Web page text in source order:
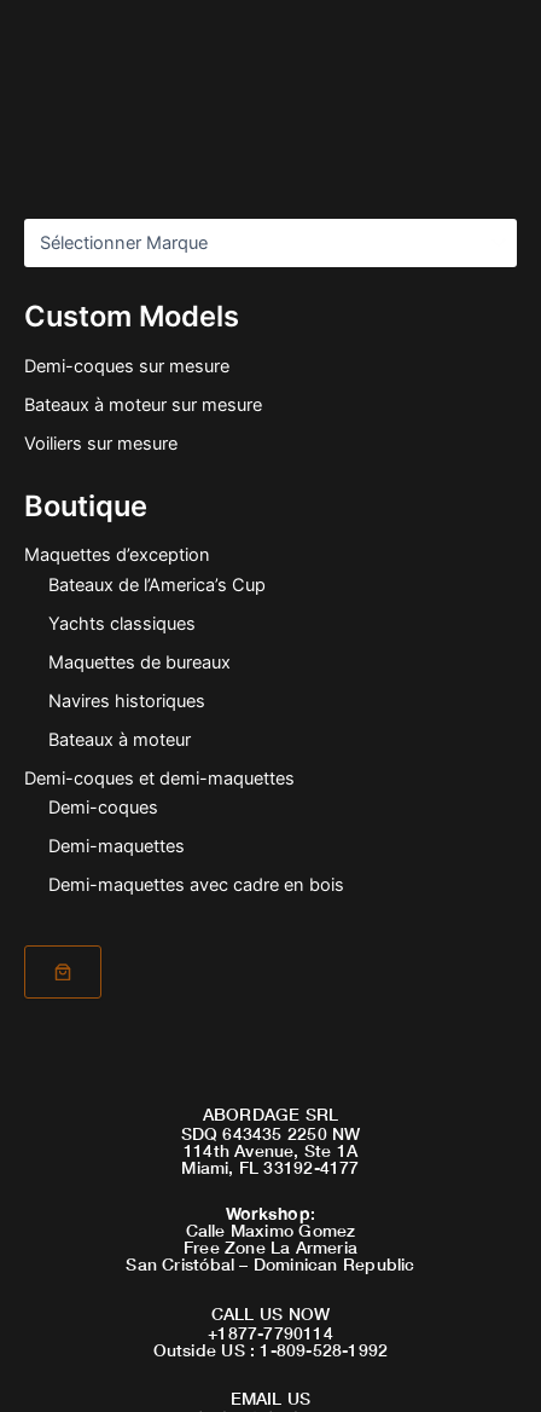
Custom Models
Demi-coques sur mesure
Bateaux à moteur sur mesure
Voiliers sur mesure
Boutique
Maquettes d’exception
Bateaux de l’America’s Cup
Yachts classiques
Maquettes de bureaux
Navires historiques
Bateaux à moteur
Demi-coques et demi-maquettes
Demi-coques
Demi-maquettes
Demi-maquettes avec cadre en bois
ABORDAGE SRL
SDQ 643435 2250 NW
114th Avenue, Ste 1A
Miami, FL 33192-4177
Workshop:
Calle Maximo Gomez
Free Zone La Armeria
San Cristóbal – Dominican Republic
CALL US NOW
+1877-7790114
Outside US : 1-809-528-1992
EMAIL US